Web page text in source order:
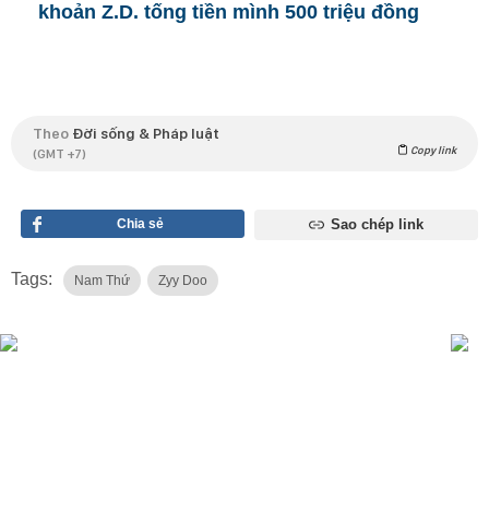
khoản Z.D. tống tiền mình 500 triệu đồng
Theo Đời sống & Pháp luật
(GMT +7) Copy link
Chia sẻ Sao chép link
Tags: Nam Thứ Zyy Doo